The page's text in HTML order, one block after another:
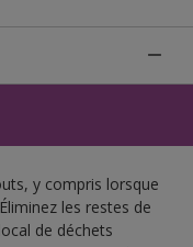
y compris lorsque
les restes de
de déchets